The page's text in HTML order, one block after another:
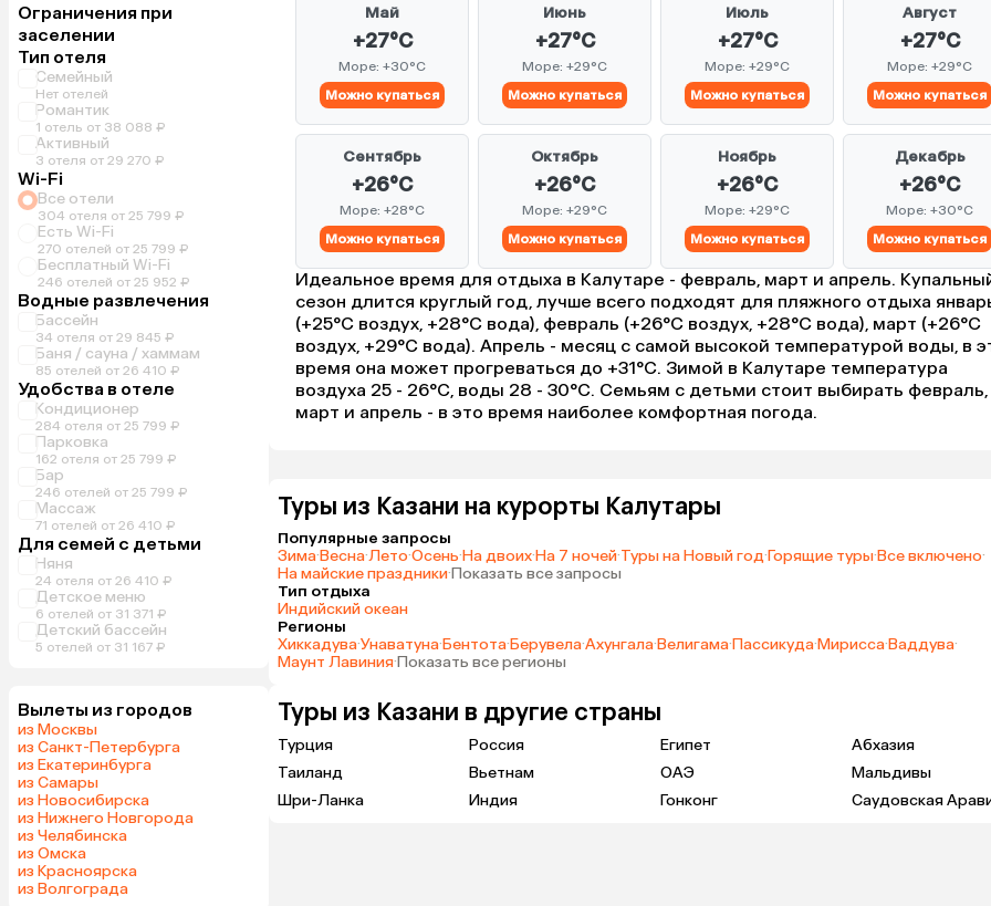
Ограничения при
заселении
Тип отеля
Семейный
Нет отелей
Романтик
1 отель от 38 088 ₽
Активный
3 отеля от 29 270 ₽
Wi-Fi
Все отели
304 отеля от 25 799 ₽
Есть Wi-Fi
270 отелей от 25 799 ₽
Бесплатный Wi-Fi
246 отелей от 25 952 ₽
Водные развлечения
Бассейн
34 отеля от 29 845 ₽
Баня / сауна / хаммам
85 отелей от 26 410 ₽
Удобства в отеле
Кондиционер
284 отеля от 25 799 ₽
Парковка
162 отеля от 25 799 ₽
Бар
246 отелей от 25 799 ₽
Массаж
71 отелей от 26 410 ₽
Для семей с детьми
Няня
24 отеля от 26 410 ₽
Детское меню
6 отелей от 31 371 ₽
Детский бассейн
5 отелей от 31 167 ₽
Вылеты из городов
из Москвы
из Санкт-Петербурга
из Екатеринбурга
из Самары
из Новосибирска
из Нижнего Новгорода
из Челябинска
из Омска
из Красноярска
из Волгограда
Май
+27°C
Море: +30°C
Можно купаться
Июнь
+27°C
Море: +29°C
Можно купаться
Июль
+27°C
Море: +29°C
Можно купаться
Август
+27°C
Море: +29°C
Можно купаться
Сентябрь
+26°C
Море: +28°C
Можно купаться
Октябрь
+26°C
Море: +29°C
Можно купаться
Ноябрь
+26°C
Море: +29°C
Можно купаться
Декабрь
+26°C
Море: +30°C
Можно купаться
Идеальное время для отдыха в Калутаре - февраль, март и апрель.
сезон длится круглый год, лучше всего подходят для пляжного отдыха
(+25°C воздух, +28°C вода), февраль (+26°C воздух, +28°C вода), март (+26°C
воздух, +29°C вода). Апрель - месяц с самой высокой температурой воды, в
время она может прогреваться до +31°C. Зимой в Калутаре температура
воздуха 25 - 26°C, воды 28 - 30°C. Семьям с детьми стоит выбирать февраль,
март и апрель - в это время наиболее комфортная погода.
Туры из Казани на курорты Калутары
Популярные запросы
Зима·Весна·Лето·Осень·На двоих·На 7 ночей·Туры на Новый год·Горящие туры·Все включено·
На майские праздники·Показать все запросы
Тип отдыха
Индийский океан
Регионы
Хиккадува·Унаватуна·Бентота·Берувела·Ахунгала·Велигама·Пассикуда·Мирисса·Ваддува·
Маунт Лавиния·Показать все регионы
Туры из Казани в другие страны
Турция Россия Египет
Абхазия
Таиланд
Вьетнам ОАЭ
Мальдивы
Шри-Ланка
Индия Гонконг Саудовская